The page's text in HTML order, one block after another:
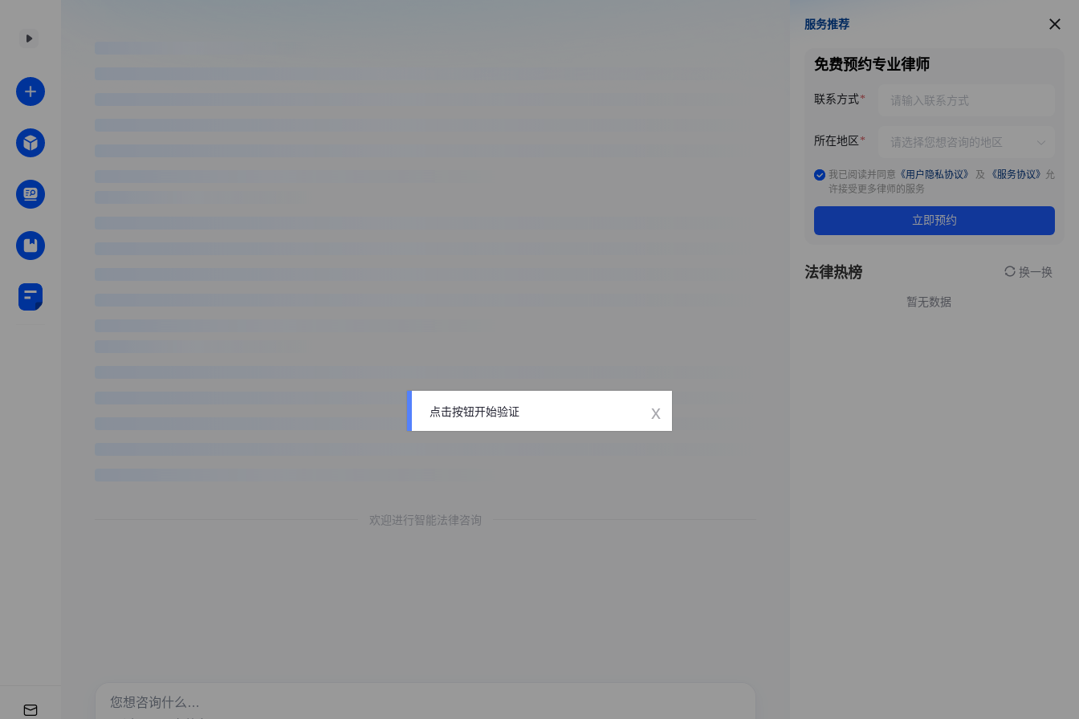
欢迎进行智能法律咨询
服务推荐
服务推荐
免费预约专业律师
联系方式
所在地区
我已阅读并同意 《用户隐私协议》 及 《服务协议》 允
许接受更多律师的服务
立即预约
法律热榜 换一换
暂无数据
点击按钮开始验证 x